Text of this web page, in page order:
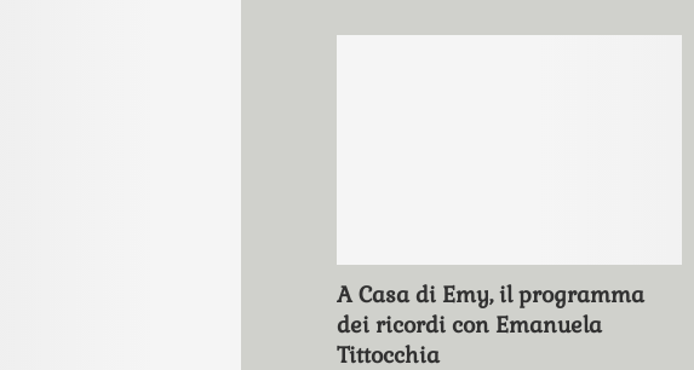
A Casa di Emy, il programma
dei ricordi con Emanuela
Tittocchia